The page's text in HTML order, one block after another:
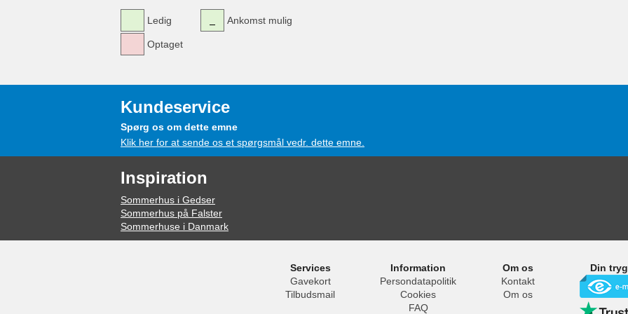
Ledig
Optaget
Ankomst mulig
Kundeservice
Spørg os om dette emne
Klik her for at sende os et spørgsmål vedr. dette emne.
Inspiration
Sommerhus i Gedser
Sommerhus på Falster
Sommerhuse i Danmark
Services
Gavekort
Tilbudsmail
Information
Persondatapolitik
Cookies
FAQ
Om os
Kontakt
Om os
Din